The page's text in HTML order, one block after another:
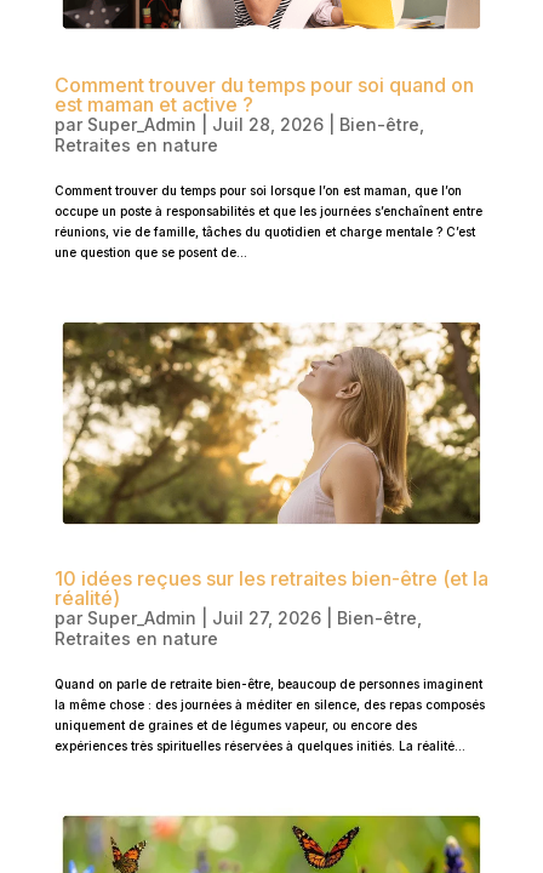
Comment trouver du temps pour soi quand on
est maman et active ?
par Super_Admin Juil 28, 2026| Bien-être
Retraites en nature
Comment trouver du temps pour soi lorsque l’on est maman, que l’on
occupe un poste à responsabilités et que les journées s’enchaînent entre
réunions, vie de famille, tâches du quotidien et charge mentale ? C’est
une question que se posent de...
10 idées reçues sur les retraites bien-être (et la
réalité)
par Super_Admin Juil 27, 2026| Bien-être
Retraites en nature
Quand on parle de retraite bien-être, beaucoup de personnes imaginent
la même chose : des journées à méditer en silence, des repas composés
uniquement de graines et de légumes vapeur, ou encore des
expériences très spirituelles réservées à quelques initiés. La réalité...